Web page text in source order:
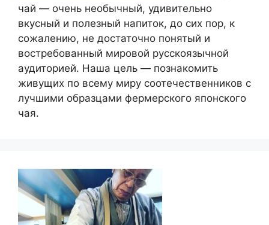
чай — очень необычный, удивительно
вкусный и полезный напиток, до сих пор, к
сожалению, не достаточно понятый и
востребованный мировой русскоязычной
аудиторией. Наша цель — познакомить
живущих по всему миру соотечественников с
лучшими образцами фермерского японского
чая.